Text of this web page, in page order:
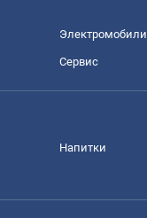
Электромобили
Сервис
Напитки